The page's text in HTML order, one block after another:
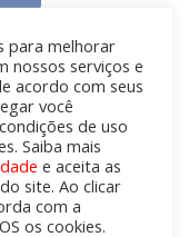
para melhorar
nossos serviços e
acordo com seus
você
de uso
Saiba mais
e aceita as
site. Ao clicar
com a
os cookies.